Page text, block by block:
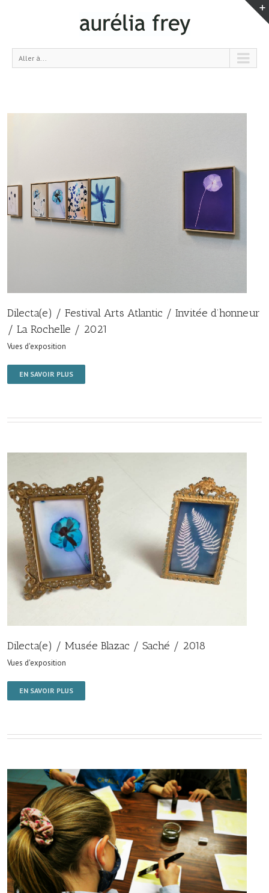
Aller à...
Dilecta(e) / Festival Arts Atlantic / Invitée d’honneur
/ La Rochelle / 2021
Vues d'exposition
EN SAVOIR PLUS
Dilecta(e) / Musée Blazac / Saché / 2018
Vues d'exposition
EN SAVOIR PLUS